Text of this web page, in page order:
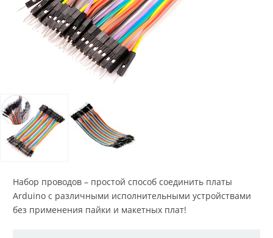
Набор проводов – простой способ соединить платы
Arduino с различными исполнительными устройствами
без применения пайки и макетных плат!